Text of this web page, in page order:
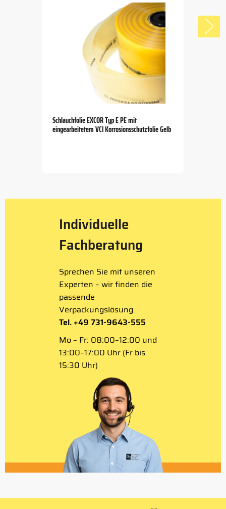
Schlauchfolie EXCOR Typ E PE mit
eingearbeitetem VCI Korrosionsschutzfolie Gelb
Individuelle
Fachberatung
Sprechen Sie mit unseren
Experten – wir finden die
passende
Verpackungslösung.
Tel. +49 731-9643-555
Mo – Fr: 08:00–12:00 und
13:00–17:00 Uhr (Fr bis
15:30 Uhr)